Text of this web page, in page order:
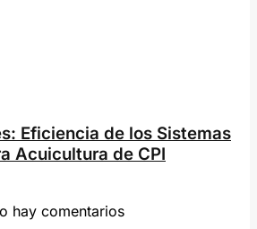
Eficiencia de los Sistemas
Acuicultura de CPI
hay comentarios